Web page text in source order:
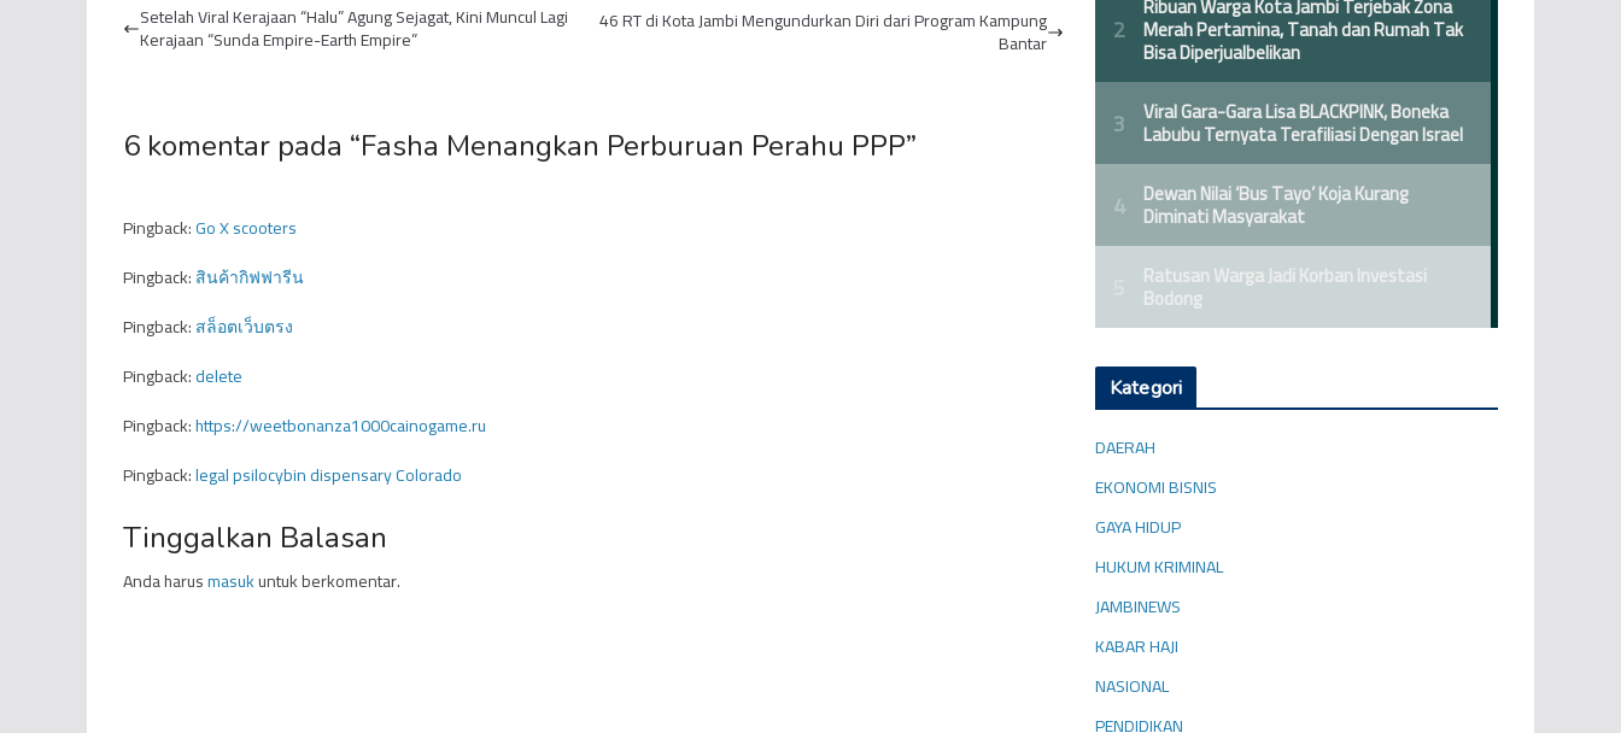
Admi...
Setelah Viral Kerajaan “Halu” Agung Sejagat, Kini Muncul Lagi
Kerajaan “Sunda Empire-Earth Empire”
46 RT di Kota Jambi Mengundurkan Diri dari Program Kampung
Bantar
6 komentar pada “Fasha Menangkan Perburuan Perahu PPP”
Pingback:Go X scooters
Pingback:สินค้ากิฟฟารีน
Pingback:สล็อตเว็บตรง
Pingback:delete
Pingback:https://weetbonanza1000cainogame.ru
Pingback:legal psilocybin dispensary Colorado
Tinggalkan Balasan
Anda harusmasukuntuk berkomentar.
Kategori
DAERAH
EKONOMI BISNIS
GAYA HIDUP
HUKUM KRIMINAL
JAMBINEWS
KABAR HAJI
NASIONAL
PENDIDIKAN